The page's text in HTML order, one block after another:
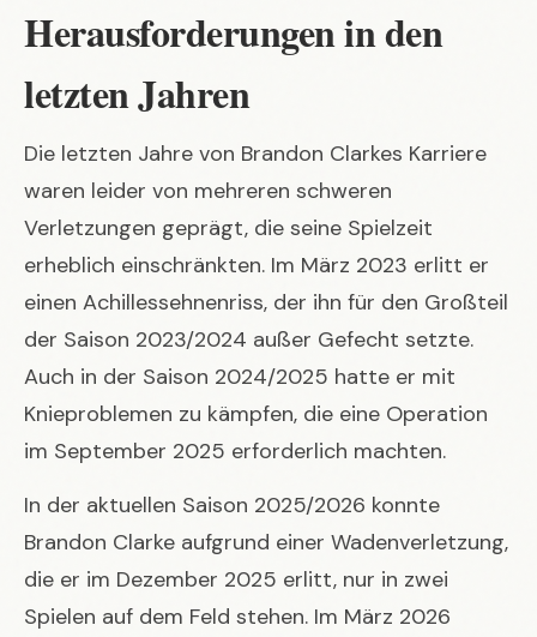
Herausforderungen in den
letzten Jahren
Die letzten Jahre von Brandon Clarkes Karriere
waren leider von mehreren schweren
Verletzungen geprägt, die seine Spielzeit
erheblich einschränkten. Im März 2023 erlitt er
einen Achillessehnenriss, der ihn für den Großteil
der Saison 2023/2024 außer Gefecht setzte.
Auch in der Saison 2024/2025 hatte er mit
Knieproblemen zu kämpfen, die eine Operation
im September 2025 erforderlich machten.
In der aktuellen Saison 2025/2026 konnte
Brandon Clarke aufgrund einer Wadenverletzung,
die er im Dezember 2025 erlitt, nur in zwei
Spielen auf dem Feld stehen. Im März 2026